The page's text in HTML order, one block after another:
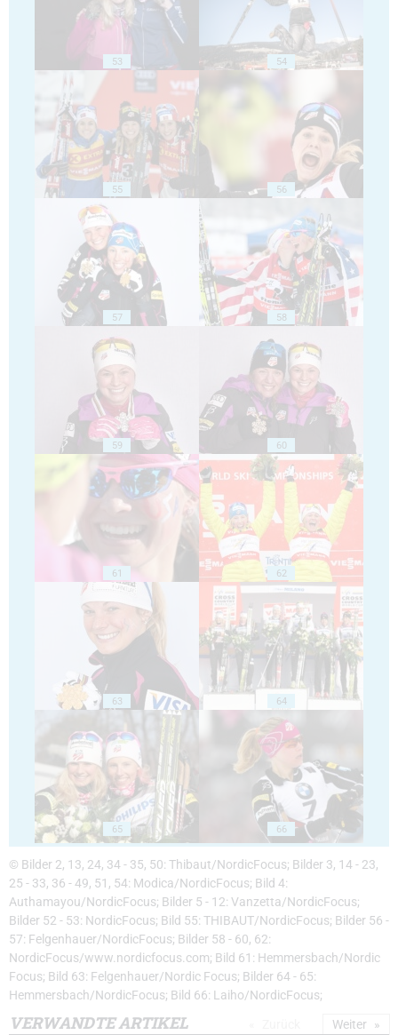
53 54
55 56
57 58
59 60
61 62
63 64
65 66
© Bilder 2, 13, 24, 34 - 35, 50: Thibaut/NordicFocus; Bilder 3, 14 - 23,
25 - 33, 36 - 49, 51, 54: Modica/NordicFocus; Bild 4:
Authamayou/NordicFocus; Bilder 5 - 12: Vanzetta/NordicFocus;
Bilder 52 - 53: NordicFocus; Bild 55: THIBAUT/NordicFocus; Bilder 56 -
57: Felgenhauer/NordicFocus; Bilder 58 - 60, 62:
NordicFocus/www.nordicfocus.com; Bild 61: Hemmersbach/Nordic
Focus; Bild 63: Felgenhauer/Nordic Focus; Bilder 64 - 65:
Hemmersbach/NordicFocus; Bild 66: Laiho/NordicFocus;
VERWANDTE ARTIKEL Weiter